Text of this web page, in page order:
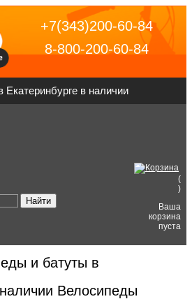
+7(343)200-60-84
8-800-200-60-84
в наличии
(
)
Ваша
корзина
пуста
и батуты в
Велосипеды